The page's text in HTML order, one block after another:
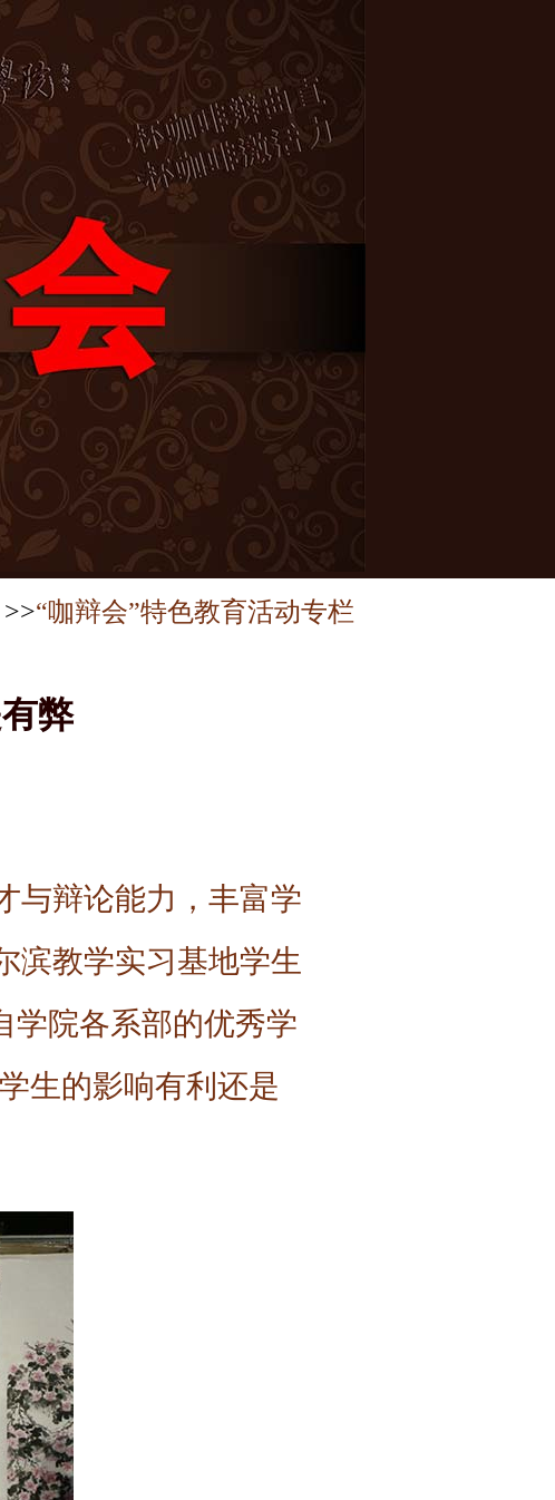
>>“咖辩会”特色教育活动专栏
弊
与辩论能力，丰富学
滨教学实习基地学生
学院各系部的优秀学
生的影响有利还是